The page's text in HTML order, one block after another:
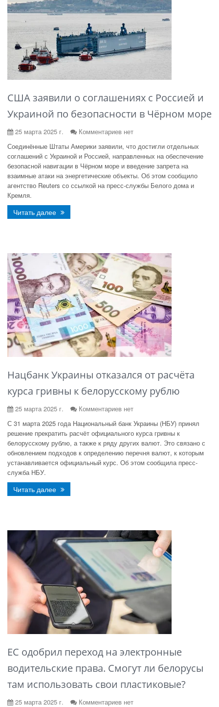
США заявили о соглашениях с Россией и
Украиной по безопасности в Чёрном море
25 марта 2025 г.
Комментариев нет
Соединённые Штаты Америки заявили, что достигли отдельных
соглашений с Украиной и Россией, направленных на обеспечение
безопасной навигации в Чёрном море и введение запрета на
взаимные атаки на энергетические объекты. Об этом сообщило
агентство Reuters со ссылкой на пресс-службы Белого дома и
Кремля.
Читать далее
Нацбанк Украины отказался от расчёта
курса гривны к белорусскому рублю
25 марта 2025 г.
Комментариев нет
С 31 марта 2025 года Национальный банк Украины (НБУ) принял
решение прекратить расчёт официального курса гривны к
белорусскому рублю, а также к ряду других валют. Это связано с
обновлением подходов к определению перечня валют, к которым
устанавливается официальный курс. Об этом сообщила пресс-
служба НБУ.
Читать далее
ЕС одобрил переход на электронные
водительские права. Смогут ли белорусы
там использовать свои пластиковые?
25 марта 2025 г.
Комментариев нет